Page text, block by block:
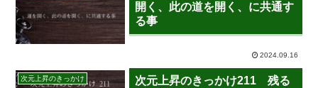
開く、此の道を開く、に共通す
る事
2024.09.16
次元上昇のきっかけ
次元上昇のきっかけ211 残る